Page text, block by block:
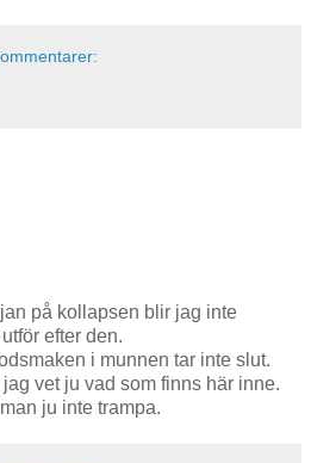
på kollapsen blir jag inte
efter den.
i munnen tar inte slut.
vet ju vad som finns här inne.
ju inte trampa.